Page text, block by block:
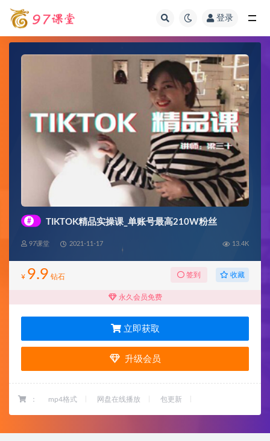
登录
# TIKTOK精品实操课_单账号最高210W粉丝
97课堂 2021-11-17 13.4K
¥ 9.9 钻石 签到 收藏
永久会员免费
立即获取
升级会员
： mp4格式 网盘在线播放 包更新